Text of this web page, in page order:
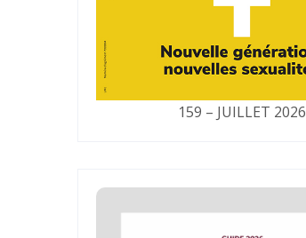
159 – JUILLET 2026